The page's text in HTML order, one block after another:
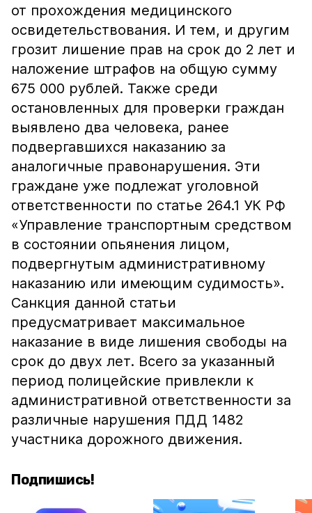
от прохождения медицинского
освидетельствования. И тем, и другим
грозит лишение прав на срок до 2 лет и
наложение штрафов на общую сумму
675 000 рублей. Также среди
остановленных для проверки граждан
выявлено два человека, ранее
подвергавшихся наказанию за
аналогичные правонарушения. Эти
граждане уже подлежат уголовной
ответственности по статье 264.1 УК РФ
«Управление транспортным средством
в состоянии опьянения лицом,
подвергнутым административному
наказанию или имеющим судимость».
Санкция данной статьи
предусматривает максимальное
наказание в виде лишения свободы на
срок до двух лет. Всего за указанный
период полицейские привлекли к
административной ответственности за
различные нарушения ПДД 1482
участника дорожного движения.
Подпишись!